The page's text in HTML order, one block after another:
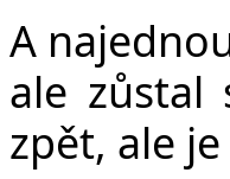
A
ale zůstal
zpět, ale